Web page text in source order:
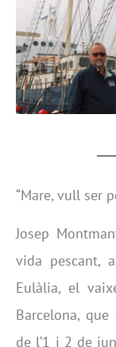
“Mare, vull ser
Josep
vida pescant,
Eulàlia, el
Barcelona,
de l’1 i 2 de